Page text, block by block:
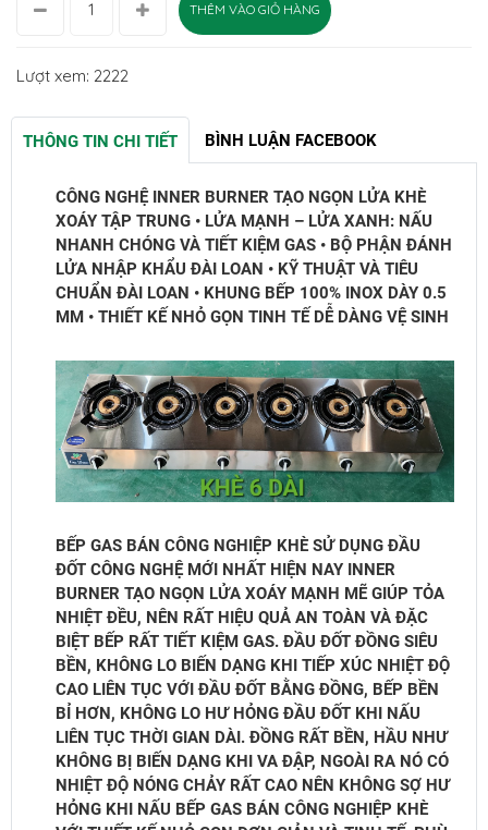
THÊM VÀO GIỎ HÀNG
Lượt xem: 2222
THÔNG TIN CHI TIẾT BÌNH LUẬN FACEBOOK
CÔNG NGHỆ INNER BURNER TẠO NGỌN LỬA KHÈ
XOÁY TẬP TRUNG • LỬA MẠNH – LỬA XANH: NẤU
NHANH CHÓNG VÀ TIẾT KIỆM GAS • BỘ PHẬN ĐÁNH
LỬA NHẬP KHẨU ĐÀI LOAN • KỸ THUẬT VÀ TIÊU
CHUẨN ĐÀI LOAN • KHUNG BẾP 100% INOX DÀY 0.5
MM • THIẾT KẾ NHỎ GỌN TINH TẾ DỄ DÀNG VỆ SINH
BẾP GAS BÁN CÔNG NGHIỆP KHÈ SỬ DỤNG ĐẦU
ĐỐT CÔNG NGHỆ MỚI NHẤT HIỆN NAY INNER
BURNER TẠO NGỌN LỬA XOÁY MẠNH MẼ GIÚP TỎA
NHIỆT ĐỀU, NÊN RẤT HIỆU QUẢ AN TOÀN VÀ ĐẶC
BIỆT BẾP RẤT TIẾT KIỆM GAS. ĐẦU ĐỐT ĐỒNG SIÊU
BỀN, KHÔNG LO BIẾN DẠNG KHI TIẾP XÚC NHIỆT ĐỘ
CAO LIÊN TỤC VỚI ĐẦU ĐỐT BẰNG ĐỒNG, BẾP BỀN
BỈ HƠN, KHÔNG LO HƯ HỎNG ĐẦU ĐỐT KHI NẤU
LIÊN TỤC THỜI GIAN DÀI. ĐỒNG RẤT BỀN, HẦU NHƯ
KHÔNG BỊ BIẾN DẠNG KHI VA ĐẬP, NGOÀI RA NÓ CÓ
NHIỆT ĐỘ NÓNG CHẢY RẤT CAO NÊN KHÔNG SỢ HƯ
HỎNG KHI NẤU BẾP GAS BÁN CÔNG NGHIỆP KHÈ